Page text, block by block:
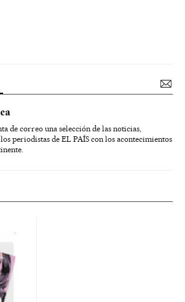
de correo una selección de las noticias,
periodistas de EL PAÍS con los acontecimientos